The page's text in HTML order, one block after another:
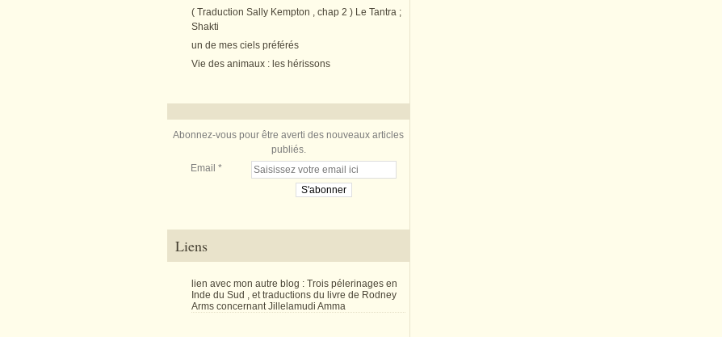
( Traduction Sally Kempton , chap 2 ) Le Tantra ;
Shakti
un de mes ciels préférés
Vie des animaux : les hérissons
Abonnez-vous pour être averti des nouveaux articles
publiés.
Email
Liens
lien avec mon autre blog : Trois pélerinages en
Inde du Sud , et traductions du livre de Rodney
Arms concernant Jillelamudi Amma